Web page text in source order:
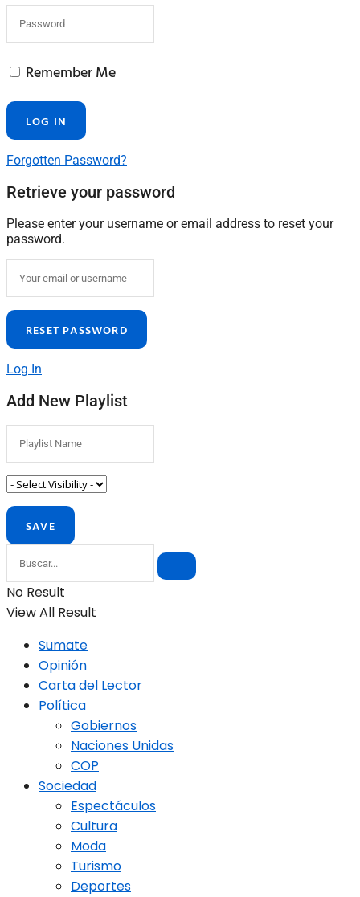
Remember Me
Forgotten Password?
Retrieve your password
Please enter your username or email address to reset your
password.
Log In
Add New Playlist
No Result
View All Result
Sumate
Opinión
Carta del Lector
Política
Gobiernos
Naciones Unidas
COP
Sociedad
Espectáculos
Cultura
Moda
Turismo
Deportes